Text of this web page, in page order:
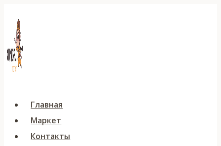
содержимому
Главная
Маркет
Контакты